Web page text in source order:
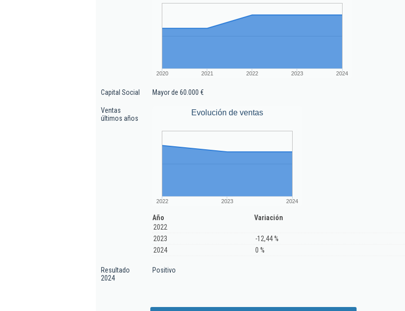
2020 2021 2022 2023 2024
Capital Social Mayor de 60.000 €
Ventas
últimos años
Evolución de ventas
2022 2023 2024
Año
Variación
2022
2023
-12,44 %
2024
0 %
Resultado
2024
Positivo